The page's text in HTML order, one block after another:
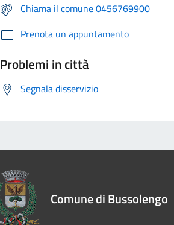
Chiama il comune 0456769900
Prenota un appuntamento
Problemi in città
Segnala disservizio
Comune di Bussolengo